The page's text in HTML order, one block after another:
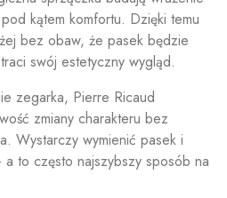
kątem komfortu. Dzięki temu
bez obaw, że pasek będzie
swój estetyczny wygląd.
zegarka, Pierre Ricaud
zmiany charakteru bez
Wystarczy wymienić pasek i
to często najszybszy sposób na